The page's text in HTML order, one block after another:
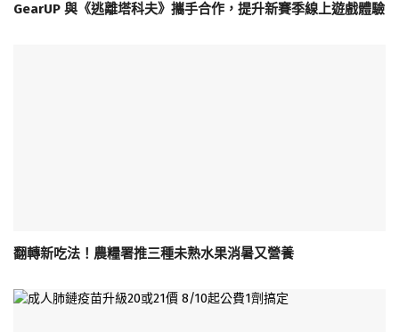
GearUP 與《逃離塔科夫》攜手合作，提升新賽季線上遊戲體驗
翻轉新吃法！農糧署推三種未熟水果消暑又營養